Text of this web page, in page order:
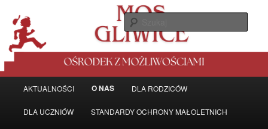
tekstu
MŁODZIEŻOWY OŚRODEK
SOCJOTERAPII W GLIWICACH
AKTUALNOŚCI O NAS DLA RODZICÓW
DLA UCZNIÓW STANDARDY OCHRONY MAŁOLETNICH